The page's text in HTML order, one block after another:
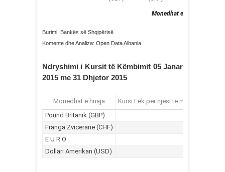
Burimi: Bankës së Shqipërisë
Komente dhe Analiza: Open Data Albania
Ndryshimi i Kursit të Këmbimit 05 Janar
2015 me 31 Dhjetor 2015